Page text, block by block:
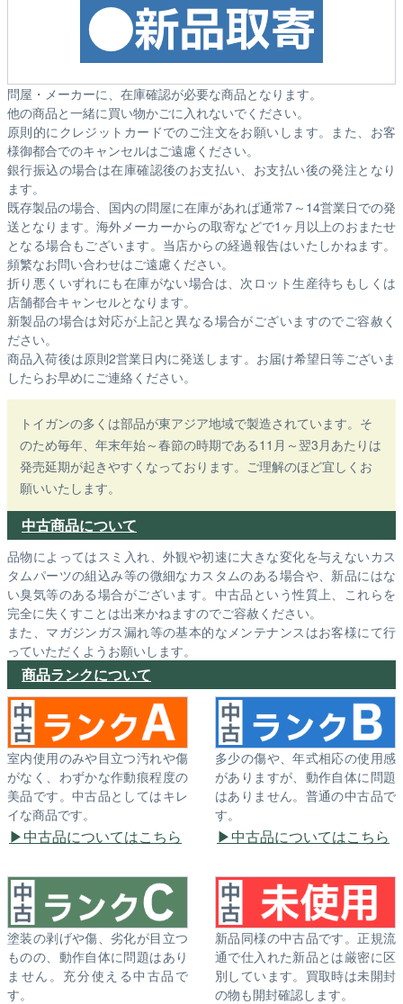
問屋・メーカーに、在庫確認が必要な商品となります。
他の商品と一緒に買い物かごに入れないでください。
原則的にクレジットカードでのご注文をお願いします。また、お客
様御都合でのキャンセルはご遠慮ください。
銀行振込の場合は在庫確認後のお支払い、お支払い後の発注となり
ます。
既存製品の場合、国内の問屋に在庫があれば通常7～14営業日での発
送となります。海外メーカーからの取寄などで1ヶ月以上のおまたせ
となる場合もございます。 当店からの経過報告はいたしかねます。
頻繁なお問い合わせはご遠慮ください。
折り悪くいずれにも在庫がない場合は、次ロット生産待ちもしくは
店舗都合キャンセルとなります。
新製品の場合は対応が上記と異なる場合がございますのでご容赦く
ださい。
商品入荷後は原則2営業日内に発送します。お届け希望日等ございま
したらお早めにご連絡ください。
トイガンの多くは部品が東アジア地域で製造されています。そ
のため毎年、年末年始～春節の時期である11月～翌3月あたりは
発売延期が起きやすくなっております。ご理解のほど宜しくお
願いいたします。
中古商品について
品物によってはスミ入れ、外観や初速に大きな変化を与えないカス
タムパーツの組込み等の微細なカスタムのある場合や、新品にはな
い臭気等のある場合がございます。中古品という性質上、これらを
完全に失くすことは出来かねますのでご容赦ください。
また、マガジンガス漏れ等の基本的なメンテナンスはお客様にて行
っていただくようお願いします。
商品ランクについて
室内使用のみや目立つ汚れや傷
がなく、わずかな作動痕程度の
美品です。中古品としてはキレ
イな商品です。
中古品についてはこちら
多少の傷や、年式相応の使用感
がありますが、動作自体に問題
はありません。普通の中古品で
す。
中古品についてはこちら
塗装の剥げや傷、劣化が目立つ
ものの、動作自体に問題はあり
ません。充分使える中古品で
す。
新品同様の中古品です。正規流
通で仕入れた新品とは厳密に区
別しています。買取時は未開封
の物も開封確認します。